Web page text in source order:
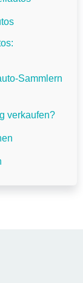
Sammlern
verkaufen?